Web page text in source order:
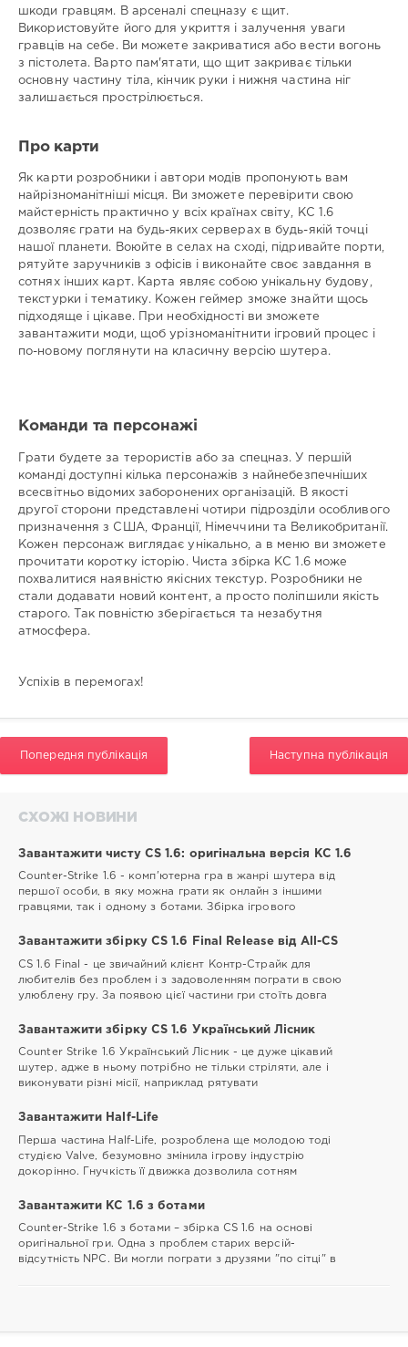
шкоди гравцям. В арсеналі спецназу є щит.
Використовуйте його для укриття і залучення уваги
гравців на себе. Ви можете закриватися або вести вогонь
з пістолета. Варто пам'ятати, що щит закриває тільки
основну частину тіла, кінчик руки і нижня частина ніг
залишається прострілюється.
Про карти
Як карти розробники і автори модів пропонують вам
найрізноманітніші місця. Ви зможете перевірити свою
майстерність практично у всіх країнах світу, КС 1.6
дозволяє грати на будь-яких серверах в будь-якій точці
нашої планети. Воюйте в селах на сході, підривайте порти,
рятуйте заручників з офісів і виконайте своє завдання в
сотнях інших карт. Карта являє собою унікальну будову,
текстурки і тематику. Кожен геймер зможе знайти щось
підходяще і цікаве. При необхідності ви зможете
завантажити моди, щоб урізноманітнити ігровий процес і
по-новому поглянути на класичну версію шутера.
Команди та персонажі
Грати будете за терористів або за спецназ. У першій
команді доступні кілька персонажів з найнебезпечніших
всесвітньо відомих заборонених організацій. В якості
другої сторони представлені чотири підрозділи особливого
призначення з США, Франції, Німеччини та Великобританії.
Кожен персонаж виглядає унікально, а в меню ви зможете
прочитати коротку історію. Чиста збірка КС 1.6 може
похвалитися наявністю якісних текстур. Розробники не
стали додавати новий контент, а просто поліпшили якість
старого. Так повністю зберігається та незабутня
атмосфера.
Успіхів в перемогах!
Попередня публікація Наступна публікація
СХОЖІ НОВИНИ
Завантажити чисту CS 1.6: оригінальна версія КС 1.6
Counter-Strike 1.6 - комп'ютерна гра в жанрі шутера від
першої особи, в яку можна грати як онлайн з іншими
гравцями, так і одному з ботами. Збірка ігрового
Завантажити збірку CS 1.6 Final Release від All-CS
CS 1.6 Final - це звичайний клієнт Контр-Cтрайк для
любителів без проблем і з задоволенням пограти в свою
улюблену гру. За появою цієї частини гри стоїть довга
Завантажити збірку CS 1.6 Український Лісник
Counter Strikе 1.6 Український Лісник - це дуже цікавий
шутер, адже в ньому потрібно не тільки стріляти, але і
виконувати різні місії, наприклад рятувати
Завантажити Half-Life
Перша частина Half-Life, розроблена ще молодою тоді
студією Valve, безумовно змінила ігрову індустрію
докорінно. Гнучкість її движка дозволила сотням
Завантажити КС 1.6 з ботами
Counter-Strike 1.6 з ботами – збірка CS 1.6 на основі
оригінальної гри. Одна з проблем старих версій-
відсутність NPC. Ви могли пограти з друзями "по сітці" в